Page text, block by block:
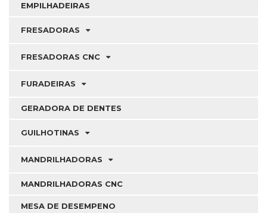
EMPILHADEIRAS
FRESADORAS
FRESADORAS CNC
FURADEIRAS
GERADORA DE DENTES
GUILHOTINAS
MANDRILHADORAS
MANDRILHADORAS CNC
MESA DE DESEMPENO